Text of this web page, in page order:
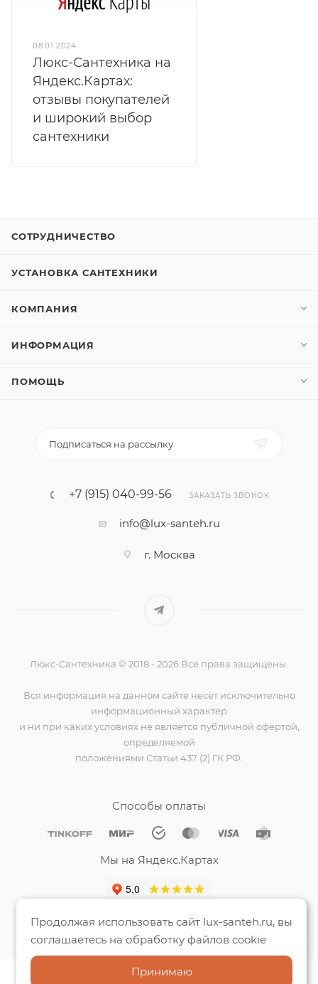
08.01.2024
Люкс-Сантехника на
Яндекс.Картах:
отзывы покупателей
и широкий выбор
сантехники
СОТРУДНИЧЕСТВО
УСТАНОВКА САНТЕХНИКИ
КОМПАНИЯ
ИНФОРМАЦИЯ
ПОМОЩЬ
Подписаться на рассылку
+7 (915) 040-99-56 ЗАКАЗАТЬ ЗВОНОК
info@lux-santeh.ru
г. Москва
Люкс-Сантехника © 2018 - 2026 Все права защищены.
Вся информация на данном сайте несёт исключительно
информационный характер
и ни при каких условиях не является публичной офертой,
определяемой
положениями Статьи 437 (2) ГК РФ.
Способы оплаты
Мы на Яндекс.Картах
Продолжая использовать сайт lux-santeh.ru, вы
соглашаетесь на обработку файлов cookie
Принимаю